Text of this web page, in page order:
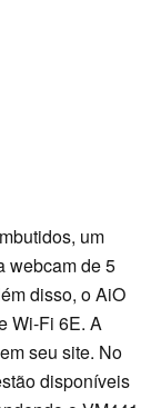
um
webcam de 5
disso, o AiO
Wi-Fi 6E. A
seu site. No
disponíveis